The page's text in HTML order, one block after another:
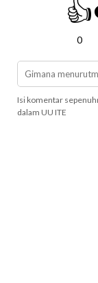
👍
0
Isi komentar
dalam UU ITE